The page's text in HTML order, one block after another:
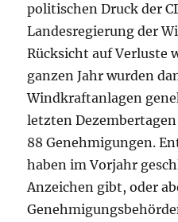
politischen Druck der
Landesregierung der
Rücksicht auf Verluste
ganzen Jahr wurden
Windkraftanlagen
letzten Dezembertagen
88 Genehmigungen.
haben im Vorjahr
Anzeichen gibt, oder